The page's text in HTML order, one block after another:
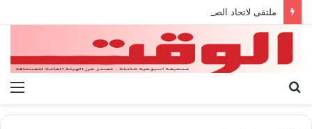
ملتقى لاتحاد الصناعة الليبية برعاية رئيس حكومة الوحدة الوطنية